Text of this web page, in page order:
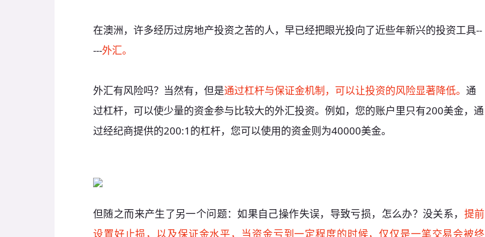
在澳洲，许多经历过房地产投资之苦的人，早已经把眼光投向了近些年新兴的投资工具--
---外汇。
外汇有风险吗？当然有，但是通过杠杆与保证金机制，可以让投资的风险显著降低。 通
过杠杆，可以使少量的资金参与比较大的外汇投资。例如，您的账户里只有200美金，通
过经纪商提供的200:1的杠杆，您可以使用的资金则为40000美金。
但随之而来产生了另一个问题：如果自己操作失误，导致亏损，怎么办？没关系， 提前
设置好止损，以及保证金水平，当资金亏到一定程度的时候，仅仅是一笔交易会被终